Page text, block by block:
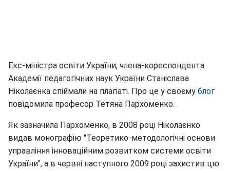
Екс-міністра освіти України, члена-кореспондента
Академії педагогічних наук України Станіслава
Ніколаєнка спіймали на плагіаті. Про це у своєму блог
повідомила професор Тетяна Пархоменко.
Як зазначила Пархоменко, в 2008 році Ніколаєнко
видав монографію "Теоретико-методологічні основи
управління інноваційним розвитком системи освіти
України", а в червні наступного 2009 році захистив цю